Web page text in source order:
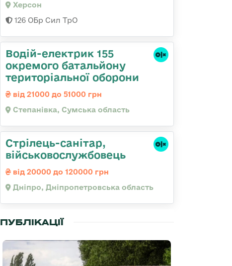
Херсон
126 ОБр Сил ТрО
Водій-електрик 155
окремого батальйону
територіальної оборони
від 21000 до 51000 грн
Степанівка, Сумська область
Стрілець-санітар,
військовослужбовець
від 20000 до 120000 грн
Дніпро, Дніпропетровська область
ПУБЛІКАЦІЇ